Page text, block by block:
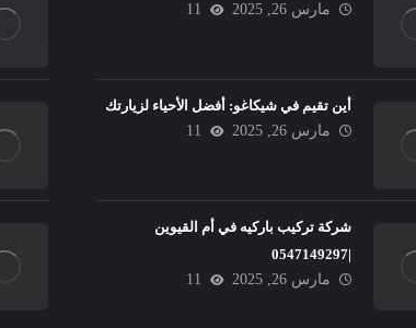
مارس 26, 2025
11
أين تقيم في شيكاغو: أفضل الأحياء لزيارتك
مارس 26, 2025
11
شركة تركيب باركيه في أم القيوين
|0547149297
مارس 26, 2025
11